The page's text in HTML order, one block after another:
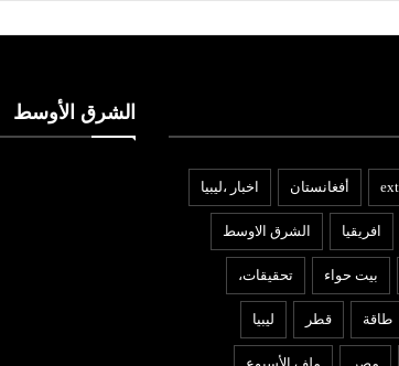
أفغانستان اخبار ،ليبيا
افريقيا الشرق الاوسط
بيت حواء تحقيقات،
طاقة قطر ليبيا
الشرق الأوسط